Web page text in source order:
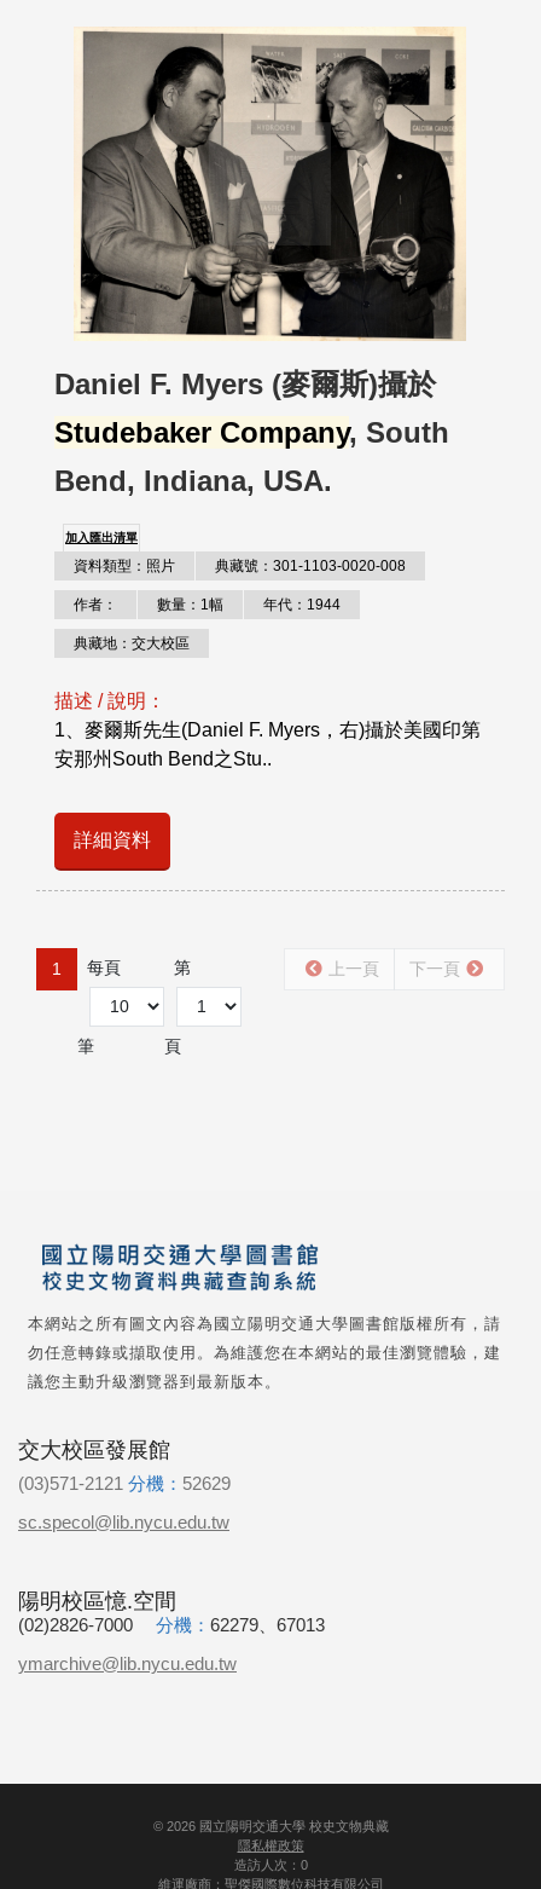
Daniel F. Myers (麥爾斯)攝於
Studebaker Company, South
Bend, Indiana, USA.
加入匯出清單
資料類型：照片 典藏號：301-1103-0020-008
作者： 數量：1幅 年代：1944
典藏地：交大校區
描述 / 說明：
1、麥爾斯先生(Daniel F. Myers，右)攝於美國印第
安那州South Bend之Stu..
詳細資料
1 每頁
筆
第
頁
上一頁 下一頁
本網站之所有圖文內容為國立陽明交通大學圖書館版權所有，請
勿任意轉錄或擷取使用。為維護您在本網站的最佳瀏覽體驗，建
議您主動升級瀏覽器到最新版本。
交大校區發展館
(03)571-2121 分機： 52629
sc.specol@lib.nycu.edu.tw
陽明校區憶.空間
(02)2826-7000 分機： 62279、67013
ymarchive@lib.nycu.edu.tw
© 2026國立陽明交通大學 校史文物典藏
隱私權政策
造訪人次：0
維運廠商： 聖傑國際數位科技有限公司